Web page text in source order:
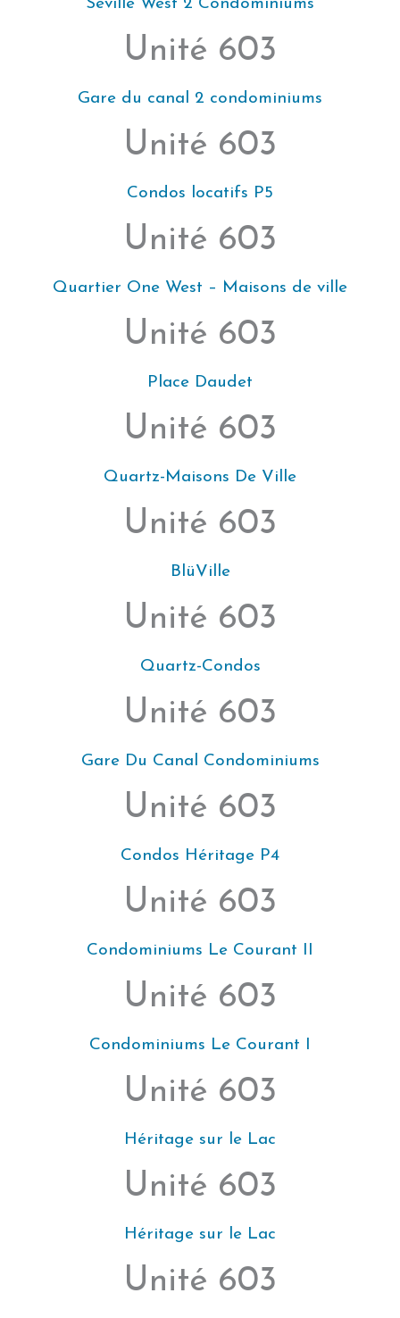
Seville West 2 Condominiums
Unité 603
Gare du canal 2 condominiums
Unité 603
Condos locatifs P5
Unité 603
Quartier One West – Maisons de ville
Unité 603
Place Daudet
Unité 603
Quartz-Maisons De Ville
Unité 603
BlüVille
Unité 603
Quartz-Condos
Unité 603
Gare Du Canal Condominiums
Unité 603
Condos Héritage P4
Unité 603
Condominiums Le Courant II
Unité 603
Condominiums Le Courant I
Unité 603
Héritage sur le Lac
Unité 603
Héritage sur le Lac
Unité 603